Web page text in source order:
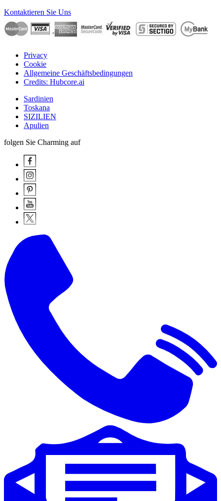
Kontaktieren Sie Uns
Privacy
Cookie
Allgemeine Geschäftsbedingungen
Credits: Hubcore.ai
Sardinien
Toskana
SIZILIEN
Apulien
folgen Sie Charming auf